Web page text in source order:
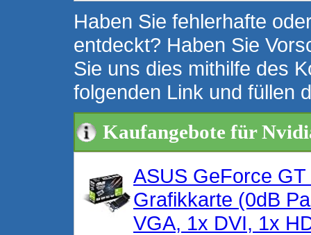
Haben Sie fehlerhafte
entdeckt? Haben Sie
Sie uns dies mithilfe des
folgenden Link und füllen
Kaufangebote für
ASUS GeForce
Grafikkarte (0dB
VGA, 1x DVI, 1x